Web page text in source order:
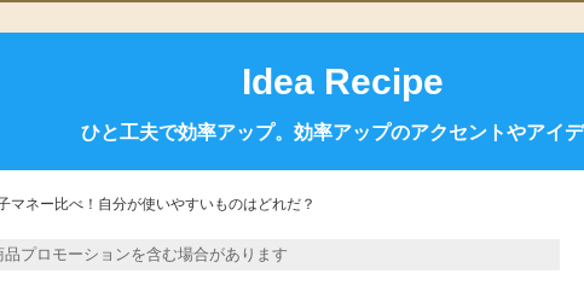
Idea Recipe
ひと工夫で効率アップ。効率アップのアクセントやアイ
マネー比べ！自分が使いやすいものはどれだ？
品プロモーションを含む場合があります